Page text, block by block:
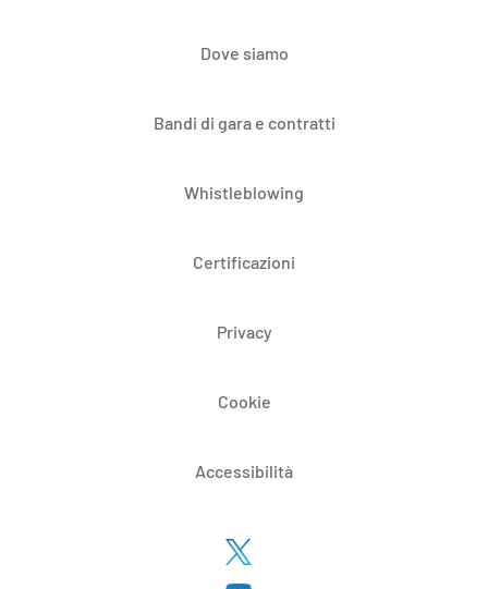
Dove siamo
Bandi di gara e contratti
Whistleblowing
Certificazioni
Privacy
Cookie
Accessibilità